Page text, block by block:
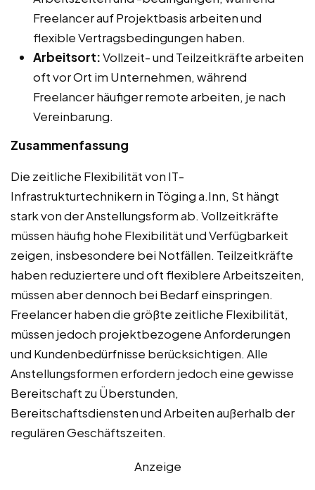
Freelancer auf Projektbasis arbeiten und
flexible Vertragsbedingungen haben.
Arbeitsort:Vollzeit- und Teilzeitkräfte arbeiten
oft vor Ort im Unternehmen, während
Freelancer häufiger remote arbeiten, je nach
Vereinbarung.
Zusammenfassung
Die zeitliche Flexibilität von IT-
Infrastrukturtechnikern in Töging a.Inn, St hängt
stark von der Anstellungsform ab. Vollzeitkräfte
müssen häufig hohe Flexibilität und Verfügbarkeit
zeigen, insbesondere bei Notfällen. Teilzeitkräfte
haben reduziertere und oft flexiblere Arbeitszeiten,
müssen aber dennoch bei Bedarf einspringen.
Freelancer haben die größte zeitliche Flexibilität,
müssen jedoch projektbezogene Anforderungen
und Kundenbedürfnisse berücksichtigen. Alle
Anstellungsformen erfordern jedoch eine gewisse
Bereitschaft zu Überstunden,
Bereitschaftsdiensten und Arbeiten außerhalb der
regulären Geschäftszeiten.
Anzeige